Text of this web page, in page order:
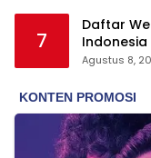
7
Daftar
Indonesia
Agustus 8,